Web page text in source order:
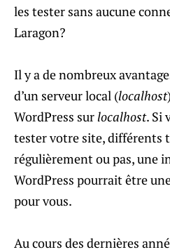
les tester sans aucune
Laragon?
Il y a de nombreux
d’un serveur local (localhost
WordPress sur localhost. Si
tester votre site, différents
régulièrement ou pas, une
WordPress pourrait être
pour vous.
Au cours des dernières